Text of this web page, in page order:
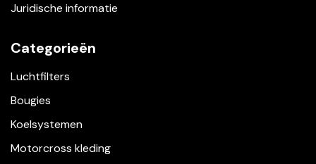
Juridische informatie
Categorieën
Luchtfilters
Bougies
Koelsystemen
Motorcross kleding